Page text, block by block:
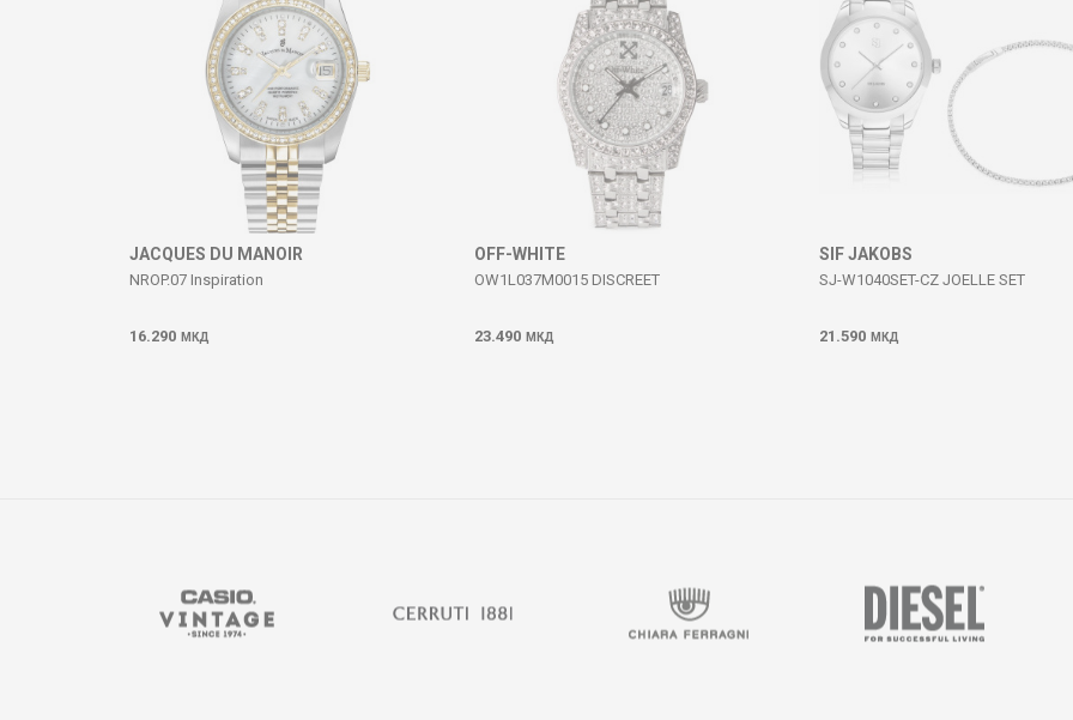
JACQUES DU MANOIR
NROP.07 Inspiration
16.290 МКД
OFF-WHITE
OW1L037M0015 DISCREET
23.490 МКД
SIF JAKOBS
SJ-W1040SET-CZ JOELLE SET
21.590 МКД